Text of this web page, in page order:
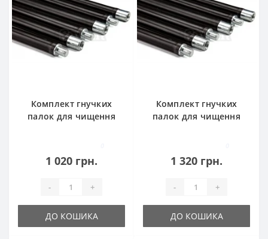
Комплект гнучких
палок для чищення
1 020 грн.
- +
ДО КОШИКА
Комплект гнучких
палок для чищення
1 320 грн.
- +
ДО КОШИКА